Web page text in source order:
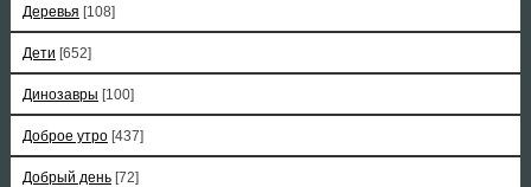
Деревья [108]
Дети [652]
Динозавры [100]
Доброе утро [437]
Добрый день [72]